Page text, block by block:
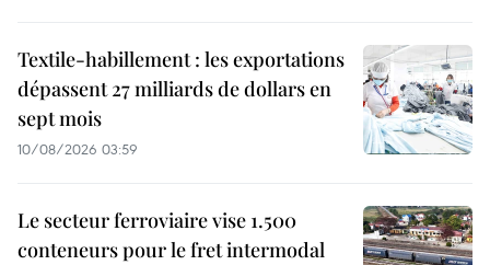
Textile-habillement : les exportations
dépassent 27 milliards de dollars en
sept mois
10/08/2026 03:59
Le secteur ferroviaire vise 1.500
conteneurs pour le fret intermodal